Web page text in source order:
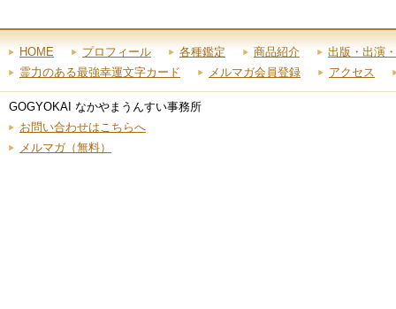
HOME プロフィール 各種鑑定 商品紹介
出版・出演
霊力のある最強幸運文字カード
メルマガ会員登録 アクセス
GOGYOKAI なかやまうんすい事務所
お問い合わせはこちらへ
メルマガ（無料）